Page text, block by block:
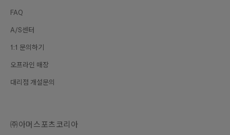
FAQ
A/S센터
1:1 문의하기
오프라인 매장
대리점 개설문의
㈜아머스포츠코리아